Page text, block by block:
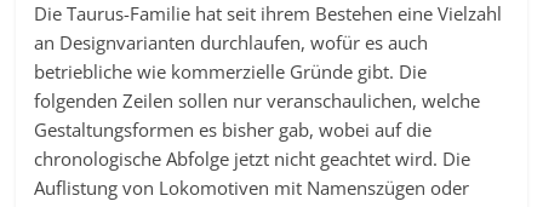
Die Taurus-Familie hat seit ihrem Bestehen eine Vielzahl
an Designvarianten durchlaufen, wofür es auch
betriebliche wie kommerzielle Gründe gibt. Die
folgenden Zeilen sollen nur veranschaulichen, welche
Gestaltungsformen es bisher gab, wobei auf die
chronologische Abfolge jetzt nicht geachtet wird. Die
Auflistung von Lokomotiven mit Namenszügen oder